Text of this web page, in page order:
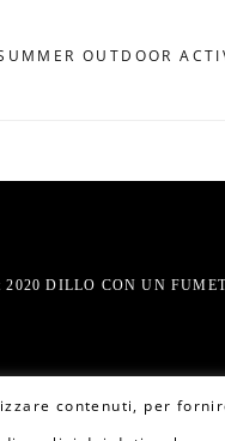
OUTDOOR
2020 DILLO CON UN
contenuti, per